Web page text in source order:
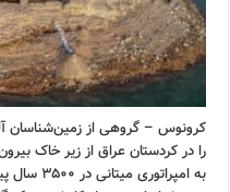
کرونوس – گروهی از زمین‌شناسان
را در کردستان عراق از زیر خاک
به